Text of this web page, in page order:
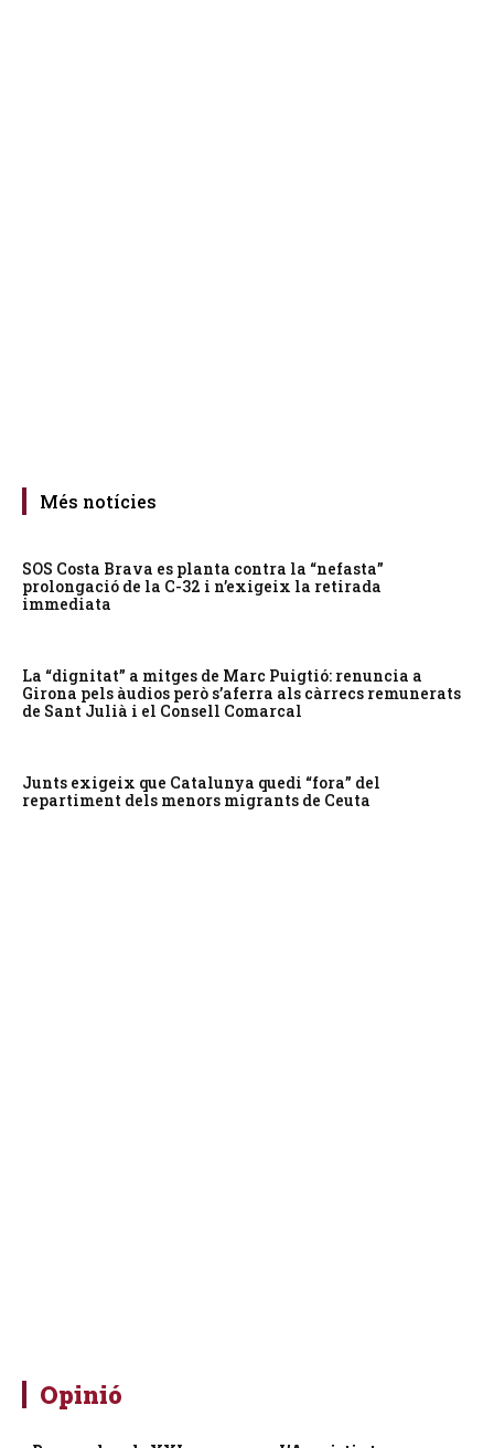
Més notícies
SOS Costa Brava es planta contra la “nefasta”
prolongació de la C-32 i n’exigeix la retirada
immediata
La “dignitat” a mitges de Marc Puigtió: renuncia a
Girona pels àudios però s’aferra als càrrecs remunerats
de Sant Julià i el Consell Comarcal
Junts exigeix que Catalunya quedi “fora” del
repartiment dels menors migrants de Ceuta
Opinió